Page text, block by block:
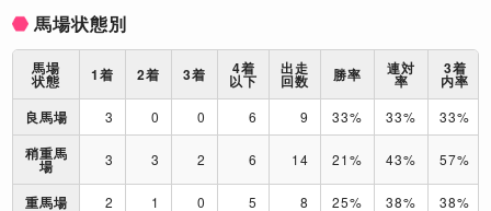
馬場状態別
馬場
状態 1着 2着 3着 4着
以下
出走
回数 勝率 連対
率
3着
内率
良馬場
3 0 0 6 9 33% 33% 33%
稍重馬
場 3 3 2 6 14 21% 43% 57%
重馬場 2 1 0 5 8 25% 38% 38%